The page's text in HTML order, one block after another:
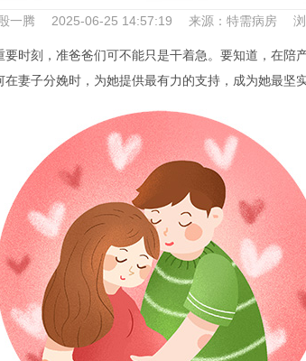
一腾 2025-06-25 14:57:19 来源：特需病房
刻，准爸爸们可不能只是干着急。要知道，在陪
妻子分娩时，为她提供最有力的支持，成为她最坚实